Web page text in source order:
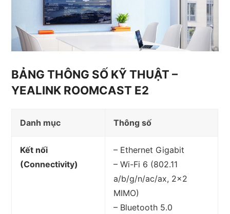
BẢNG THÔNG SỐ KỸ THUẬT –
YEALINK ROOMCAST E2
Danh mục Thông số
Kết nối
(Connectivity)
– Ethernet Gigabit
– Wi-Fi 6 (802.11
a/b/g/n/ac/ax, 2×2
MIMO)
– Bluetooth 5.0